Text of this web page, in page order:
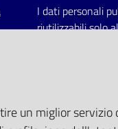
I dati personali
riutilizzabili solo
un miglior